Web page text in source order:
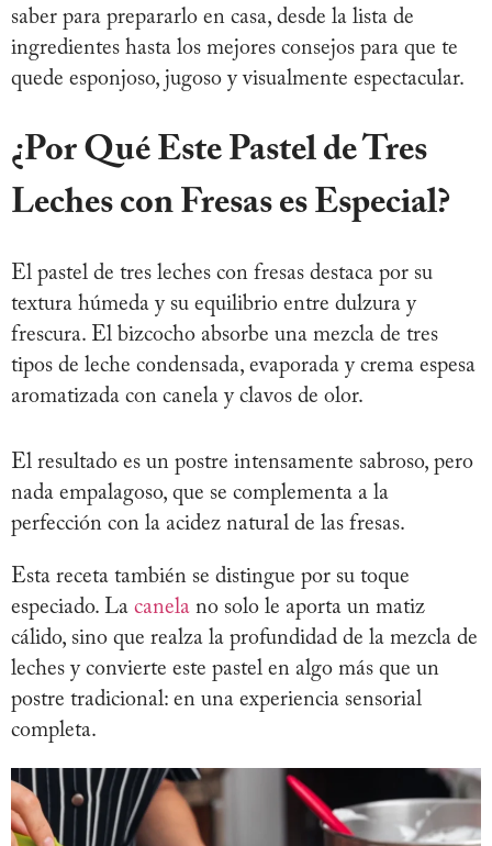
saber para prepararlo en casa, desde la lista de
ingredientes hasta los mejores consejos para que te
quede esponjoso, jugoso y visualmente espectacular.
¿Por Qué Este Pastel de Tres
Leches con Fresas es Especial?
El pastel de tres leches con fresas destaca por su
textura húmeda y su equilibrio entre dulzura y
frescura. El bizcocho absorbe una mezcla de tres
tipos de leche condensada, evaporada y crema espesa
aromatizada con canela y clavos de olor.
El resultado es un postre intensamente sabroso, pero
nada empalagoso, que se complementa a la
perfección con la acidez natural de las fresas.
Esta receta también se distingue por su toque
especiado. La canela no solo le aporta un matiz
cálido, sino que realza la profundidad de la mezcla de
leches y convierte este pastel en algo más que un
postre tradicional: en una experiencia sensorial
completa.